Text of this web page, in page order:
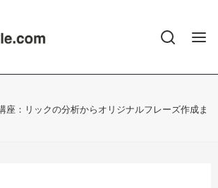
座：リックの分析からオリジナルフレーズ作成ま